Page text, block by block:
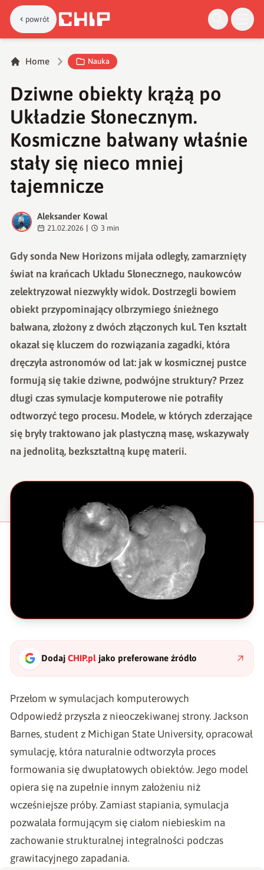
powrót
Home Nauka
Dziwne obiekty krążą po
Układzie Słonecznym.
Kosmiczne bałwany właśnie
stały się nieco mniej
tajemnicze
A
Aleksander Kowal
21.02.2026 3 min
Gdy sonda New Horizons mijała odległy, zamarznięty
świat na krańcach Układu Słonecznego, naukowców
zelektryzował niezwykły widok. Dostrzegli bowiem
obiekt przypominający olbrzymiego śnieżnego
bałwana, złożony z dwóch złączonych kul. Ten kształt
okazał się kluczem do rozwiązania zagadki, która
dręczyła astronomów od lat: jak w kosmicznej pustce
formują się takie dziwne, podwójne struktury? Przez
długi czas symulacje komputerowe nie potrafiły
odtworzyć tego procesu. Modele, w których zderzające
się bryły traktowano jak plastyczną masę, wskazywały
na jednolitą, bezkształtną kupę materii.
DodajCHIP.pl jako preferowane źródło
Przełom w symulacjach komputerowych
Odpowiedź przyszła z nieoczekiwanej strony. Jackson
Barnes, student z Michigan State University, opracował
symulację, która naturalnie odtworzyła proces
formowania się dwupłatowych obiektów. Jego model
opiera się na zupełnie innym założeniu niż
wcześniejsze próby. Zamiast stapiania, symulacja
pozwalała formującym się ciałom niebieskim na
zachowanie strukturalnej integralności podczas
grawitacyjnego zapadania.